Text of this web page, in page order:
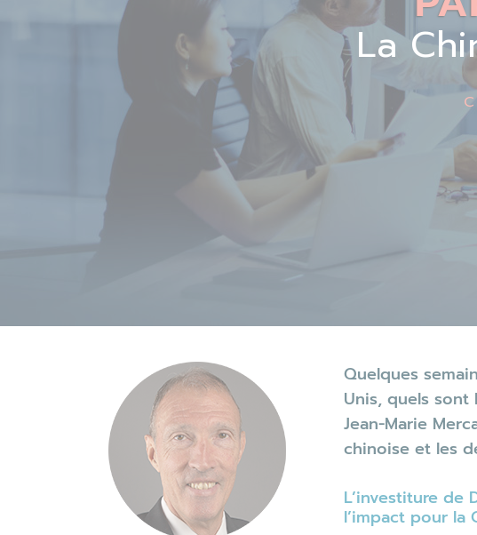
La
Quelques
Unis, quels
Jean-Marie
chinoise et les
L’investiture de
l’impact pour la